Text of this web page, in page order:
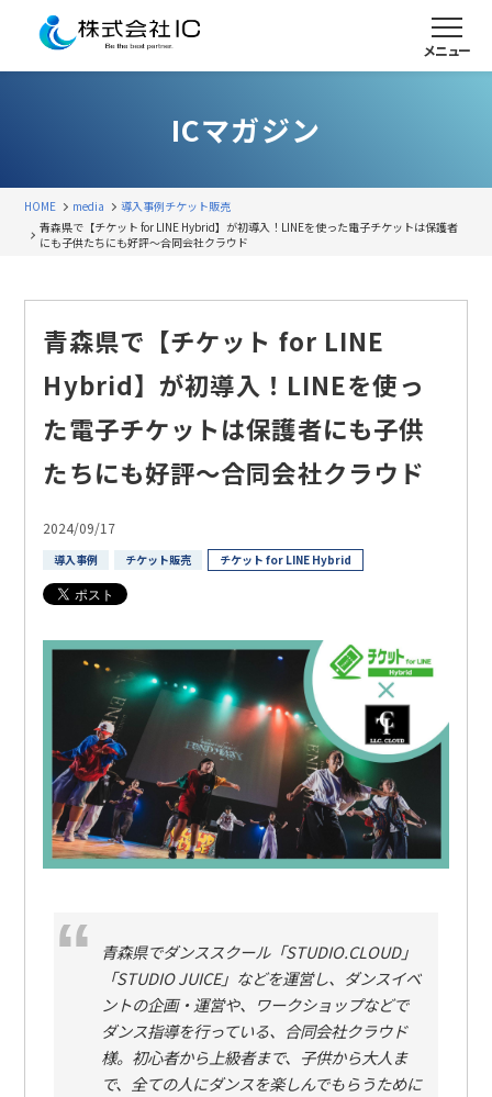
メニュー
ICマガジン
HOME media 導入事例チケット販売
青森県で【チケット for LINE Hybrid】が初導入！LINEを使った電子チケットは保護者
にも子供たちにも好評〜合同会社クラウド
青森県で【チケット for LINE
Hybrid】が初導入！LINEを使っ
た電子チケットは保護者にも子供
たちにも好評〜合同会社クラウド
2024/09/17
導入事例 チケット販売 チケット for LINE Hybrid
青森県でダンススクール「STUDIO.CLOUD」
「STUDIO JUICE」などを運営し、ダンスイベ
ントの企画・運営や、ワークショップなどで
ダンス指導を行っている、合同会社クラウド
様。初心者から上級者まで、子供から大人ま
で、全ての人にダンスを楽しんでもらうために